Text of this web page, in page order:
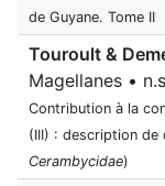
de Guyane. Tome II
Touroult &
Magellanes •
Contribution à la
(III) : description de
Cerambycidae)